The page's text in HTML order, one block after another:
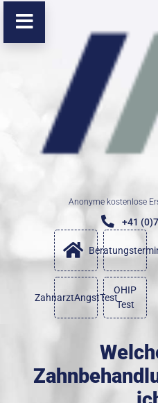
Anonyme kostenlose
+41
ZahnarztAngstTest
OHIP
Test